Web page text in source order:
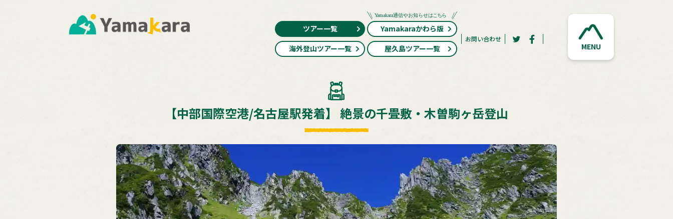
ツアー一覧
Yamakaraかわら版
海外登山ツアー一覧
屋久島ツアー一覧
お問い合わせ
MENU
【中部国際空港/名古屋駅発着】 絶景の千畳敷・木曽駒ヶ岳登山